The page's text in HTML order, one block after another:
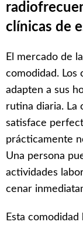
clínicas de
El mercado de
comodidad. Los
adapten a sus
rutina diaria. La
satisface
prácticamente
Una persona
actividades
cenar
Esta